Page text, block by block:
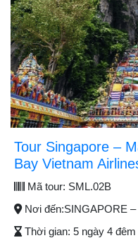
Tour Singapore –
Bay Vietnam
Mã tour: SML.02B
Nơi đến:SINGAPORE
Thời gian: 5 ngày 4 đêm